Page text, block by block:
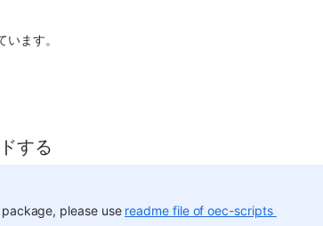
ます。
する
please use readme file of oec-scripts